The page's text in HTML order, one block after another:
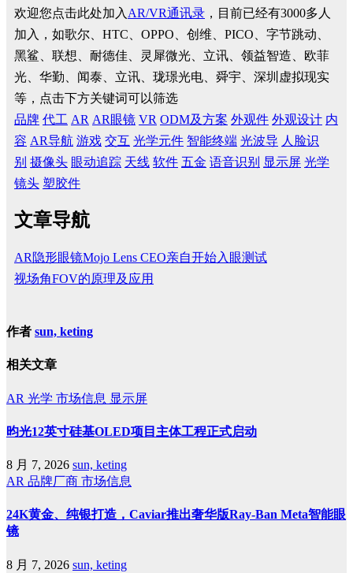
欢迎您点击此处加入 AR/VR通讯录 ，目前已经有3000多人
加入，如歌尔、HTC、OPPO、创维、PICO、字节跳动、
黑鲨、联想、耐德佳、灵犀微光、立讯、领益智造、欧菲
光、华勤、闻泰、立讯、珑璟光电、舜宇、深圳虚拟现实
等，点击下方关键词可以筛选
品牌 代工 AR AR眼镜 VR ODM及方案 外观件 外观设计 内
容 AR导航 游戏 交互 光学元件 智能终端 光波导 人脸识
别 摄像头 眼动追踪 天线 软件 五金 语音识别 显示屏 光学
镜头 塑胶件
文章导航
AR隐形眼镜Mojo Lens CEO亲自开始入眼测试
视场角FOV的原理及应用
作者 sun, keting
相关文章
AR 光学 市场信息 显示屏
昀光12英寸硅基OLED项目主体工程正式启动
8 月 7, 2026 sun, keting
AR 品牌厂商 市场信息
24K黄金、纯银打造，Caviar推出奢华版Ray-Ban Meta智能眼
镜
8 月 7, 2026 sun, keting